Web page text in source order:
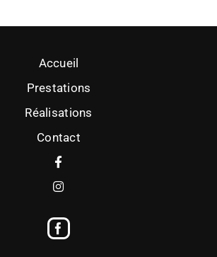
Accueil
Prestations
Réalisations
Contact